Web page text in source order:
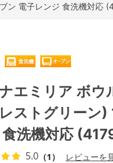
ン 電子レンジ 食洗機対応
エミリア ボ
ストグリーン)
食洗機対応
5.0 （1） レビューを